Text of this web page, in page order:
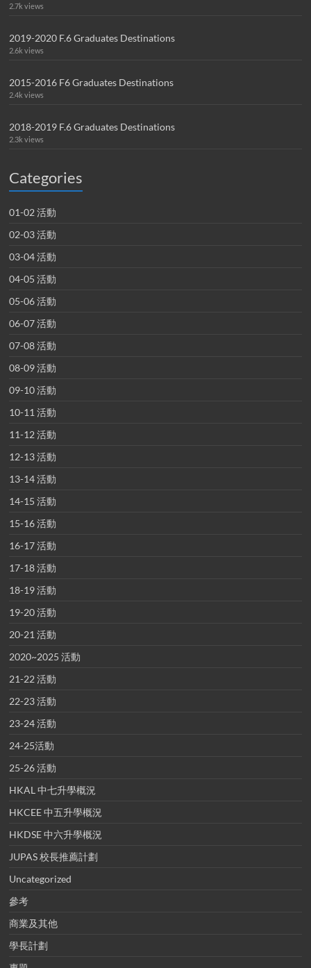
2.7k views
2019-2020 F.6 Graduates Destinations
2.6k views
2015-2016 F6 Graduates Destinations
2.4k views
2018-2019 F.6 Graduates Destinations
2.3k views
Categories
01-02 活動
02-03 活動
03-04 活動
04-05 活動
05-06 活動
06-07 活動
07-08 活動
08-09 活動
09-10 活動
10-11 活動
11-12 活動
12-13 活動
13-14 活動
14-15 活動
15-16 活動
16-17 活動
17-18 活動
18-19 活動
19-20 活動
20-21 活動
2020~2025 活動
21-22 活動
22-23 活動
23-24 活動
24-25活動
25-26 活動
HKAL 中七升學概況
HKCEE 中五升學概況
HKDSE 中六升學概況
JUPAS 校長推薦計劃
Uncategorized
參考
商業及其他
學長計劃